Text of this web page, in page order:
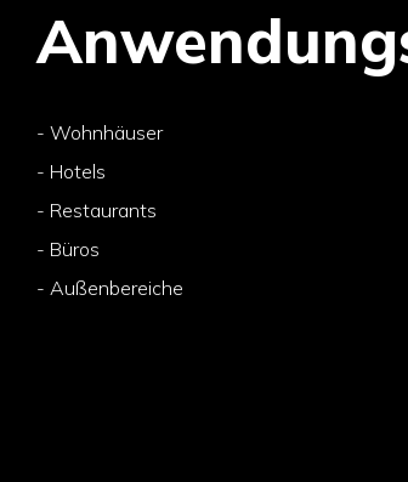
- Wohnhäuser
- Hotels
- Restaurants
- Büros
- Außenbereiche